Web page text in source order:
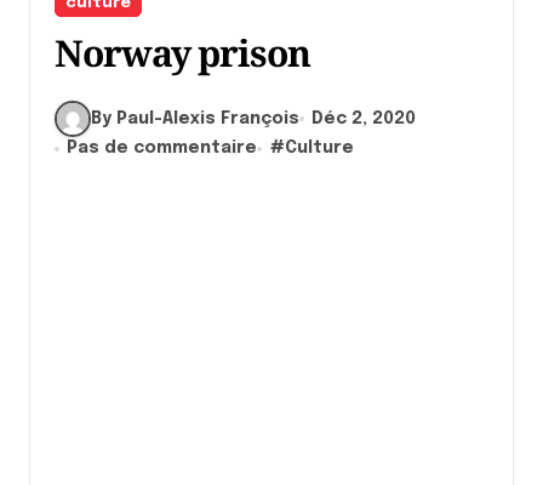
Norway prison
By Paul-Alexis François
Déc 2, 2020
Pas de commentaire
#Culture